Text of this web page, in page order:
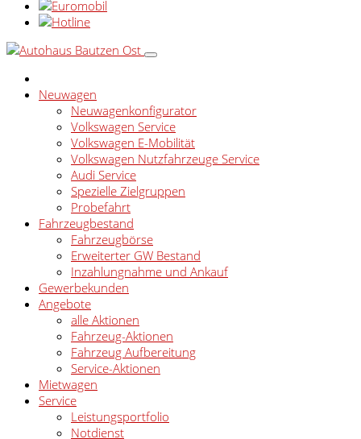
Neuwagen
Neuwagenkonfigurator
Volkswagen Service
Volkswagen E-Mobilität
Volkswagen Nutzfahrzeuge Service
Audi Service
Spezielle Zielgruppen
Probefahrt
Fahrzeugbestand
Fahrzeugbörse
Erweiterter GW Bestand
Inzahlungnahme und Ankauf
Gewerbekunden
Angebote
alle Aktionen
Fahrzeug-Aktionen
Fahrzeug Aufbereitung
Service-Aktionen
Mietwagen
Service
Leistungsportfolio
Notdienst